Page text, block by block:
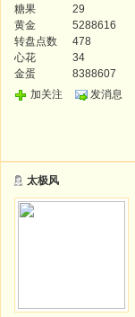
糖果
29
黄金
5288616
转盘点数
478
心花
34
金蛋
8388607
加关注
发消息
太极风